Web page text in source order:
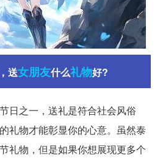
送女朋友什么礼物好?
日之一，送礼是符合社会风俗
礼物才能彰显你的心意。虽然泰
礼物，但是如果你想展现更多个